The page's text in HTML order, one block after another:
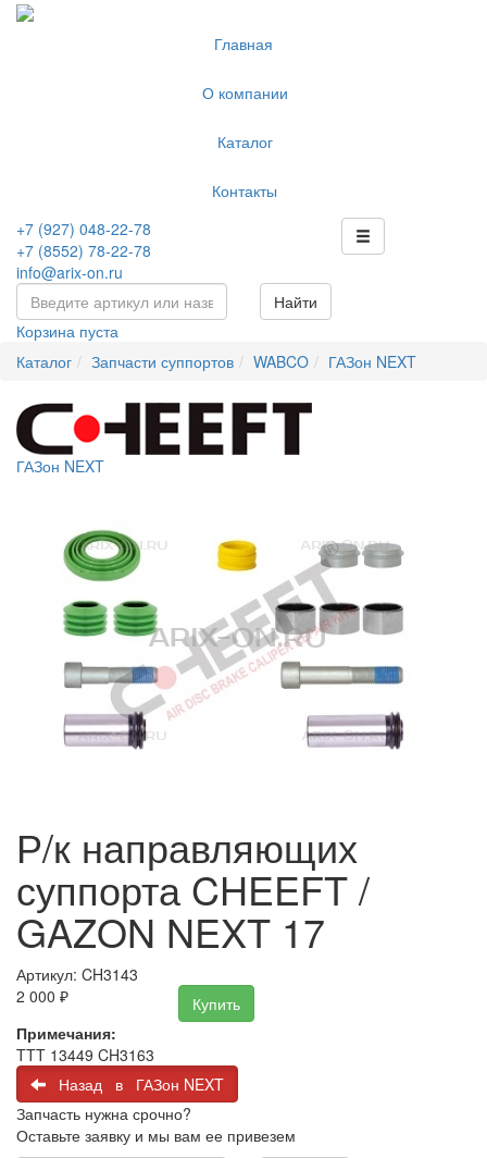
Главная
О компании
Каталог
Контакты
+7 (927) 048-22-78
+7 (8552) 78-22-78
info@arix-on.ru
Найти
Корзина пуста
Каталог
Запчасти суппортов WABCO ГАЗон NEXT
ГАЗон NEXT
Р/к направляющих
суппорта CHEEFT /
GAZON NEXT 17
Артикул: CH3143
2 000 ₽
Купить
Примечания:
TTT 13449 CH3163
Назад в ГАЗон NEXT
Запчасть нужна срочно?
Оставьте заявку и мы вам ее привезем